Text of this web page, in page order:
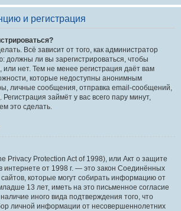
и регистрация
Всё зависит от того, как администратор
должны ли вы зарегистрироваться, чтобы
нет. Тем не менее регистрация даёт вам
которые недоступны анонимным
личные сообщения, отправка email-сообщений,
Регистрация займёт у вас всего пару минут,
это сделать.
Privacy Protection Act of 1998), или Акт о защите
интернете от 1998 г. — это закон Соединённых
которые могут собирать информацию от
13 лет, иметь на это письменное согласие
иного вида подтверждения того, что
личной информации от несовершеннолетних